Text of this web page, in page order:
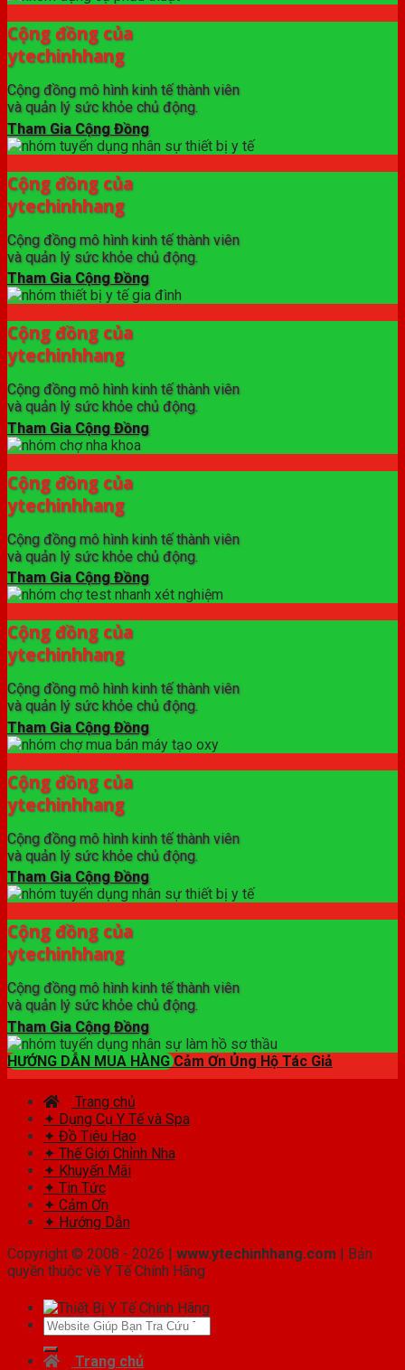
Cộng đồng của
ytechinhhang
Cộng đồng mô hình kinh tế thành viên
và quản lý sức khỏe chủ động.
Tham Gia Cộng Đồng
Cộng đồng của
ytechinhhang
Cộng đồng mô hình kinh tế thành viên
và quản lý sức khỏe chủ động.
Tham Gia Cộng Đồng
Cộng đồng của
ytechinhhang
Cộng đồng mô hình kinh tế thành viên
và quản lý sức khỏe chủ động.
Tham Gia Cộng Đồng
Cộng đồng của
ytechinhhang
Cộng đồng mô hình kinh tế thành viên
và quản lý sức khỏe chủ động.
Tham Gia Cộng Đồng
Cộng đồng của
ytechinhhang
Cộng đồng mô hình kinh tế thành viên
và quản lý sức khỏe chủ động.
Tham Gia Cộng Đồng
Cộng đồng của
ytechinhhang
Cộng đồng mô hình kinh tế thành viên
và quản lý sức khỏe chủ động.
Tham Gia Cộng Đồng
Cộng đồng của
ytechinhhang
Cộng đồng mô hình kinh tế thành viên
và quản lý sức khỏe chủ động.
Tham Gia Cộng Đồng
HƯỚNG DẪN MUA HÀNG Cảm Ơn Ủng Hộ Tác Giả
Trang chủ
✦ Dụng Cụ Y Tế và Spa
✦ Đồ Tiêu Hao
✦ Thế Giới Chỉnh Nha
✦ Khuyến Mãi
✦ Tin Tức
✦ Cảm Ơn
✦ Hướng Dẫn
Copyright © 2008 - 2026 | www.ytechinhhang.com | Bản
quyền thuộc về Y Tế Chính Hãng
Tìm
kiếm:
Trang chủ